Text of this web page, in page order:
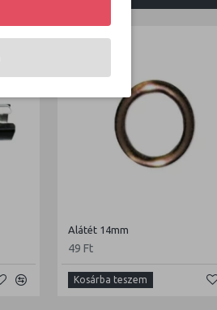
Alátét 14mm
49 Ft
Kosárba teszem